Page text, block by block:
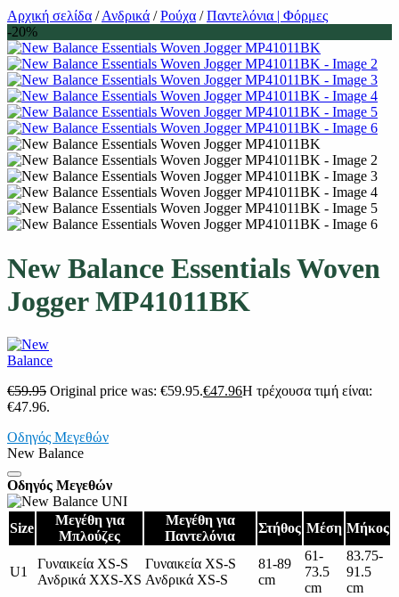
Αρχική σελίδα /Ανδρικά / Ρούχα / Παντελόνια | Φόρμες
-20%
New Balance Essentials Woven
Jogger MP41011BK
€59.95 Original price was: €59.95.€47.96Η τρέχουσα τιμή είναι:
€47.96.
Οδηγός Μεγεθών
New Balance
Οδηγός Μεγεθών
Size
Μεγέθη για
Μπλούζες
Μεγέθη για
Παντελόνια
Στήθος Μέση Μήκος
U1
Γυναικεία XS-S
Ανδρικά XXS-XS
Γυναικεία XS-S
Ανδρικά XS-S
81-89
cm
61-
73.5
cm
83.75-
91.5
cm